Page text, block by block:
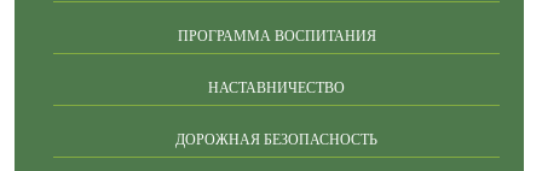
ПРОГРАММА ВОСПИТАНИЯ
НАСТАВНИЧЕСТВО
ДОРОЖНАЯ БЕЗОПАСНОСТЬ